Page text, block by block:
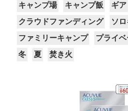
キャンプ場
キャンプ飯
ギア
クラウドファンディング
ソ
ファミリーキャンプ
プライ
冬
夏 焚き火